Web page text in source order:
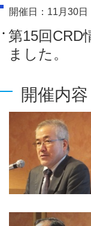
開催日：11月30日
第15回CRD
ました。
開催内容